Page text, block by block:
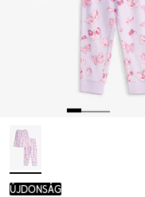
újdonság